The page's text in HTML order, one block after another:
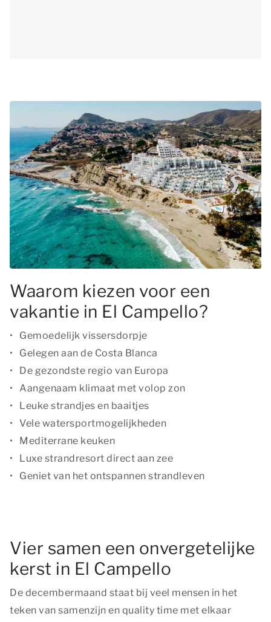
Waarom kiezen voor een
vakantie in El Campello?
Gemoedelijk vissersdorpje
Gelegen aan de Costa Blanca
De gezondste regio van Europa
Aangenaam klimaat met volop zon
Leuke strandjes en baaitjes
Vele watersportmogelijkheden
Mediterrane keuken
Luxe strandresort direct aan zee
Geniet van het ontspannen strandleven
Vier samen een onvergetelijke
kerst in El Campello
De decembermaand staat bij veel mensen in het
teken van samenzijn en quality time met elkaar